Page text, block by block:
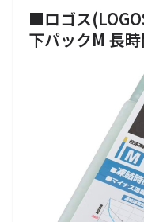
■ロゴス
下パックM 長